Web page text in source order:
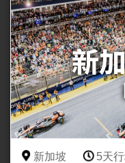
新加坡 5天